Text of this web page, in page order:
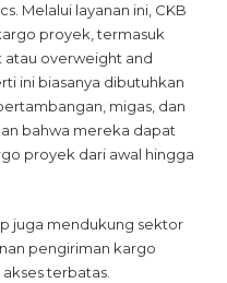
Melalui layanan ini, CKB
proyek, termasuk
atau overweight and
ini biasanya dibutuhkan
migas, dan
bahwa mereka dapat
proyek dari awal hingga
juga mendukung sektor
pengiriman kargo
terbatas.